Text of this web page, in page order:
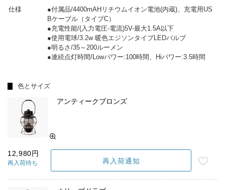
仕様
●付属品/4400mAHリチウムイオン電池(内蔵)、充電用US
Bケーブル（タイプC）
●充電性能/(入力電圧-電流)5V-最大1.5A以下
●使用電球/3.2w 暖色エジソンタイプLEDバルブ
●明るさ/35～200ルーメン
●連続点灯時間/Lowパワー:100時間、Hiパワー:3.5時間
色とサイズ
アンティークブロンズ
12,980円
再入荷待ち 再入荷通知